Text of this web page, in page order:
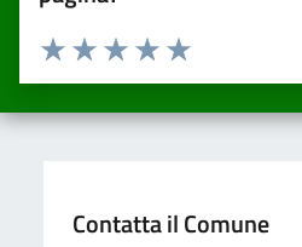
Valuta da 1 a 5 stelle la pagina
Valuta 5 stelle
Valuta 4 stelle su 5
Valuta 3 stelle su 5
Valuta 2 stelle su 5
Valuta una stella su 5
Contatta il Comune